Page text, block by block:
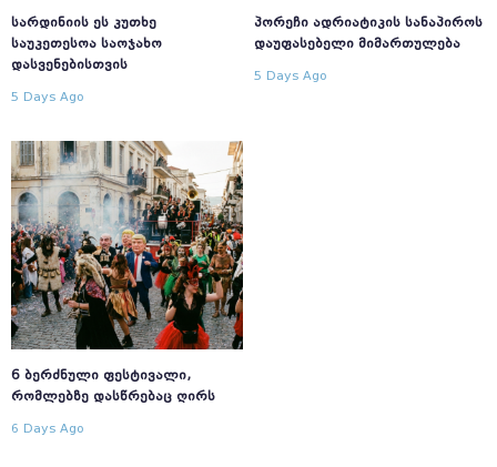
ᲡᲐᲠᲓᲘᲜᲘᲘᲡ ᲔᲡ ᲙᲣᲗᲮᲔ
ᲡᲐᲣᲙᲔᲗᲔᲡᲝᲐ ᲡᲐᲝᲯᲐᲮᲝ
ᲓᲐᲡᲕᲔᲜᲔᲑᲘᲡᲗᲕᲘᲡ
5 Days Ago
ᲞᲝᲠᲔᲩᲘ ᲐᲓᲠᲘᲐᲢᲘᲙᲘᲡ ᲡᲐᲜᲐᲞᲘᲠᲝᲡ
ᲓᲐᲣᲤᲐᲡᲔᲑᲔᲚᲘ ᲛᲘᲛᲐᲠᲗᲣᲚᲔᲑᲐ
5 Days Ago
6 ᲑᲔᲠᲫᲜᲣᲚᲘ ᲤᲔᲡᲢᲘᲕᲐᲚᲘ,
ᲠᲝᲛᲚᲔᲑᲖᲔ ᲓᲐᲡᲬᲠᲔᲑᲐᲪ ᲦᲘᲠᲡ
6 Days Ago